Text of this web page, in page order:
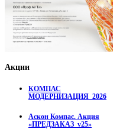
Акции
КОМПАС
МОДЕРНИЗАЦИЯ_2026
Аскон Компас. Акция
«ПРЕДЗАКАЗ_v25»